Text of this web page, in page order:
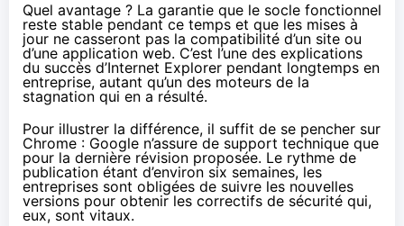
Quel avantage ? La garantie que le socle fonctionnel
reste stable pendant ce temps et que les mises à
jour ne casseront pas la compatibilité d’un site ou
d’une application web. C’est l’une des explications
du succès d’Internet Explorer pendant longtemps en
entreprise, autant qu’un des moteurs de la
stagnation qui en a résulté.
Pour illustrer la différence, il suffit de se pencher sur
Chrome : Google n’assure de support technique que
pour la dernière révision proposée. Le rythme de
publication étant d’environ six semaines, les
entreprises sont obligées de suivre les nouvelles
versions pour obtenir les correctifs de sécurité qui,
eux, sont vitaux.